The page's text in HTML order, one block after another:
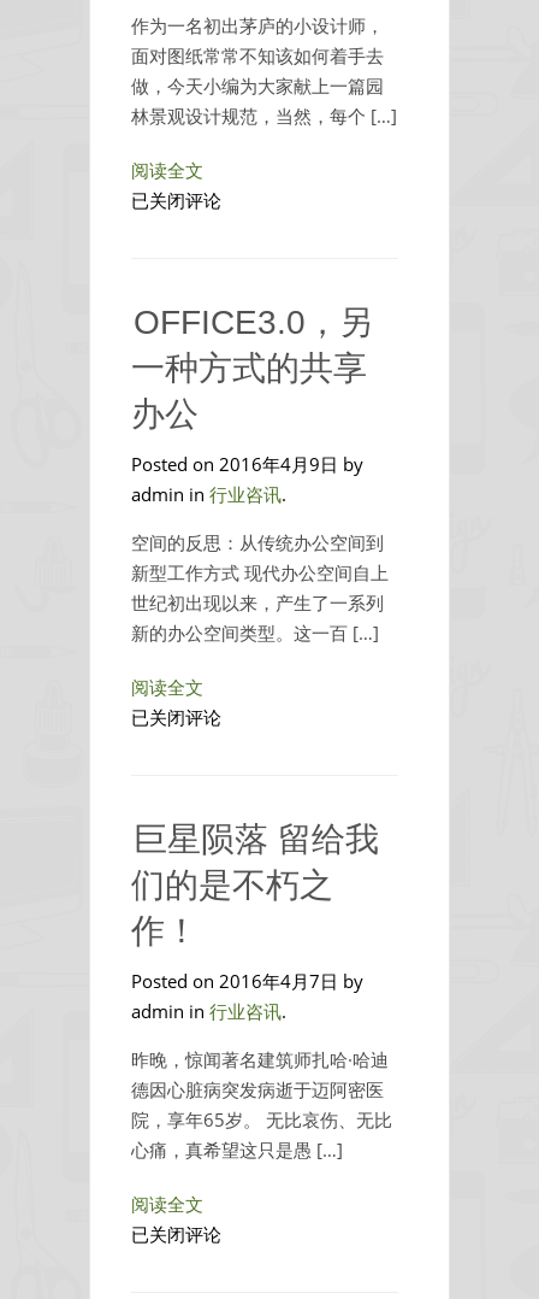
关
键
技
术
作为一名初出茅庐的小设计师，
面对图纸常常不知该如何着手去
做，今天小编为大家献上一篇园
林景观设计规范，当然，每个 […]
阅读全文
园
设
范，
不
可
或
缺
的
真
货
已关闭评论
OFFICE3.0，另
一种方式的共享
办公
Posted on 2016年4月9日 by
admin in 行业咨讯.
空间的反思：从传统办公空间到
新型工作方式 现代办公空间自上
世纪初出现以来，产生了一系列
新的办公空间类型。这一百 […]
阅读全文
OFFICE3.0，
方
式
的
共
办
公
已关闭评论
巨星陨落 留给我
们的是不朽之
作！
Posted on 2016年4月7日 by
admin in 行业咨讯.
昨晚，惊闻著名建筑师扎哈·哈迪
德因心脏病突发病逝于迈阿密医
院，享年65岁。 无比哀伤、无比
心痛，真希望这只是愚 […]
阅读全文
巨
已关闭评论